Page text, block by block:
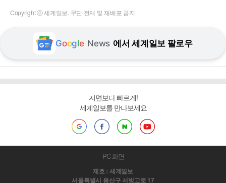
Copyright ⓒ 세계일보. 무단 전재 및 재배포 금지
Google News 에서 세계일보 팔로우
지면보다 빠르게!
세계일보를 만나보세요
PC 화면
제호 : 세계일보
서울특별시 용산구 서빙고로 17